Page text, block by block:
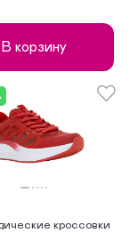
В корзину
кроссовки